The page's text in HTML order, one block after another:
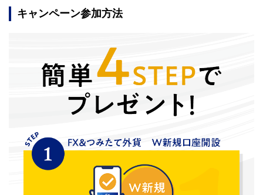
キャンペーン参加方法